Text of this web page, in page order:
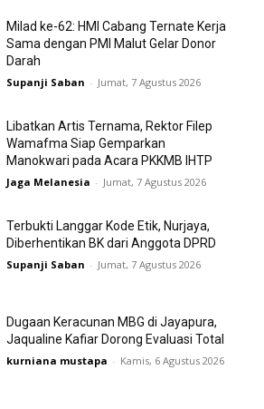
Milad ke-62: HMI Cabang Ternate Kerja
Sama dengan PMI Malut Gelar Donor
Darah
Supanji Saban - Jumat, 7 Agustus 2026
Libatkan Artis Ternama, Rektor Filep
Wamafma Siap Gemparkan
Manokwari pada Acara PKKMB IHTP
Jaga Melanesia - Jumat, 7 Agustus 2026
Terbukti Langgar Kode Etik, Nurjaya,
Diberhentikan BK dari Anggota DPRD
Supanji Saban - Jumat, 7 Agustus 2026
Dugaan Keracunan MBG di Jayapura,
Jaqualine Kafiar Dorong Evaluasi Total
kurniana mustapa - Kamis, 6 Agustus 2026